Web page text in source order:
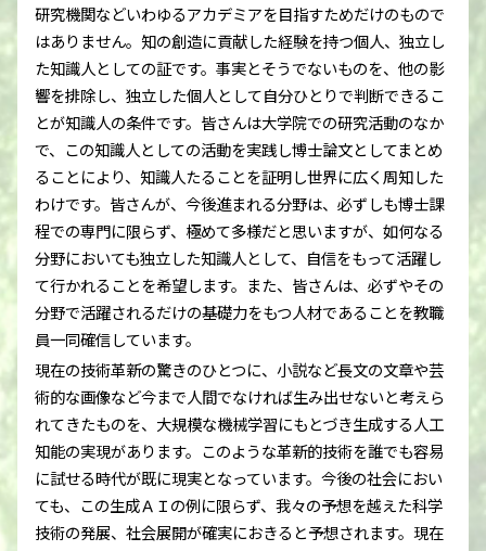
研究機関などいわゆるアカデミアを目指すためだけのもので
はありません。知の創造に貢献した経験を持つ個人、独立し
た知識人としての証です。事実とそうでないものを、他の影
響を排除し、独立した個人として自分ひとりで判断できるこ
とが知識人の条件です。皆さんは大学院での研究活動のなか
で、この知識人としての活動を実践し博士論文としてまとめ
ることにより、知識人たることを証明し世界に広く周知した
わけです。皆さんが、今後進まれる分野は、必ずしも博士課
程での専門に限らず、極めて多様だと思いますが、如何なる
分野においても独立した知識人として、自信をもって活躍し
て行かれることを希望します。また、皆さんは、必ずやその
分野で活躍されるだけの基礎力をもつ人材であることを教職
員一同確信しています。
現在の技術革新の驚きのひとつに、小説など長文の文章や芸
術的な画像など今まで人間でなければ生み出せないと考えら
れてきたものを、大規模な機械学習にもとづき生成する人工
知能の実現があります。このような革新的技術を誰でも容易
に試せる時代が既に現実となっています。今後の社会におい
ても、この生成ＡＩの例に限らず、我々の予想を越えた科学
技術の発展、社会展開が確実におきると予想されます。現在